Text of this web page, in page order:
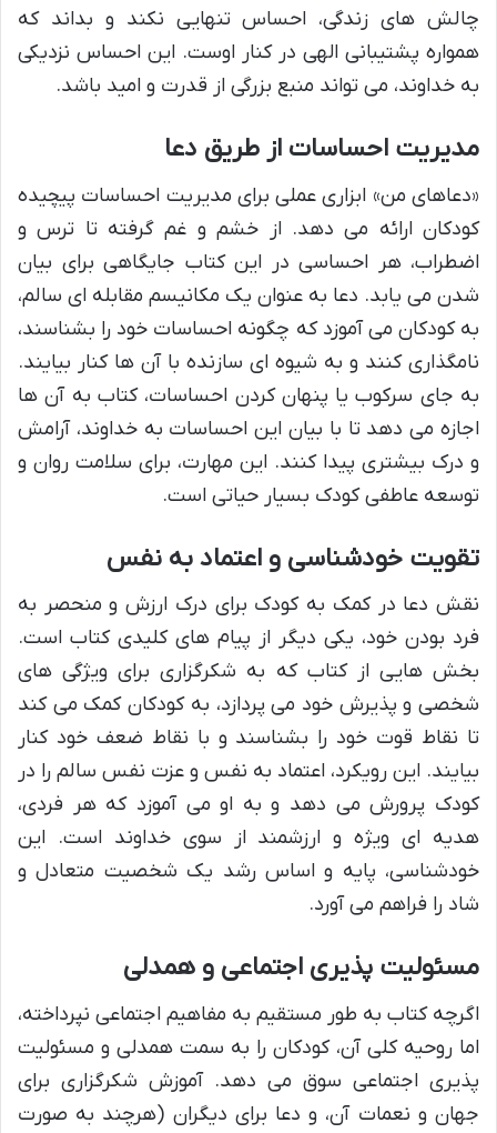
چالش های زندگی، احساس تنهایی نکند و بداند که
همواره پشتیبانی الهی در کنار اوست. این احساس نزدیکی
به خداوند، می تواند منبع بزرگی از قدرت و امید باشد.
مدیریت احساسات از طریق دعا
«دعاهای من» ابزاری عملی برای مدیریت احساسات پیچیده
کودکان ارائه می دهد. از خشم و غم گرفته تا ترس و
اضطراب، هر احساسی در این کتاب جایگاهی برای بیان
شدن می یابد. دعا به عنوان یک مکانیسم مقابله ای سالم،
به کودکان می آموزد که چگونه احساسات خود را بشناسند،
نامگذاری کنند و به شیوه ای سازنده با آن ها کنار بیایند.
به جای سرکوب یا پنهان کردن احساسات، کتاب به آن ها
اجازه می دهد تا با بیان این احساسات به خداوند، آرامش
و درک بیشتری پیدا کنند. این مهارت، برای سلامت روان و
توسعه عاطفی کودک بسیار حیاتی است.
تقویت خودشناسی و اعتماد به نفس
نقش دعا در کمک به کودک برای درک ارزش و منحصر به
فرد بودن خود، یکی دیگر از پیام های کلیدی کتاب است.
بخش هایی از کتاب که به شکرگزاری برای ویژگی های
شخصی و پذیرش خود می پردازد، به کودکان کمک می کند
تا نقاط قوت خود را بشناسند و با نقاط ضعف خود کنار
بیایند. این رویکرد، اعتماد به نفس و عزت نفس سالم را در
کودک پرورش می دهد و به او می آموزد که هر فردی،
هدیه ای ویژه و ارزشمند از سوی خداوند است. این
خودشناسی، پایه و اساس رشد یک شخصیت متعادل و
شاد را فراهم می آورد.
مسئولیت پذیری اجتماعی و همدلی
اگرچه کتاب به طور مستقیم به مفاهیم اجتماعی نپرداخته،
اما روحیه کلی آن، کودکان را به سمت همدلی و مسئولیت
پذیری اجتماعی سوق می دهد. آموزش شکرگزاری برای
جهان و نعمات آن، و دعا برای دیگران (هرچند به صورت